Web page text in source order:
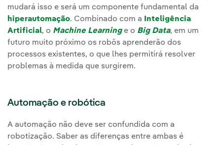
mudará isso e será um componente fundamental da
hiperautomação. Combinado com a
Inteligência
Artificial, o Machine Learninge o Big Data, em um
futuro muito próximo os robôs aprenderão dos
processos existentes, o que lhes permitirá resolver
problemas à medida que surgirem.
Automação e robótica
A automação não deve ser confundida com a
robotização. Saber as diferenças entre ambas é